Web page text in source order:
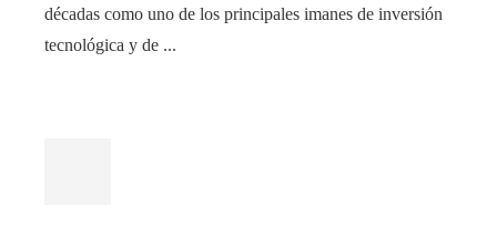
décadas como uno de los principales imanes de inversión
tecnológica y de ...